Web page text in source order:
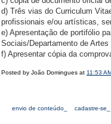
d) Três vias do Curriculum
profissionais e/ou artísticas,
e) Apresentação de portifólio
Sociais/Departamento de
f) Apresentar cópia da
Posted by João Domingues at 11:53
envio de conteúdo_ cadastre-se_